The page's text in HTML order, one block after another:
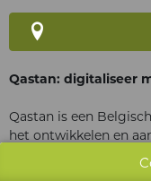
Qastan: digitaliseer
Qastan is een
het ontwikkelen en
Gevestigd in Kortrijk,
ons ook wel de